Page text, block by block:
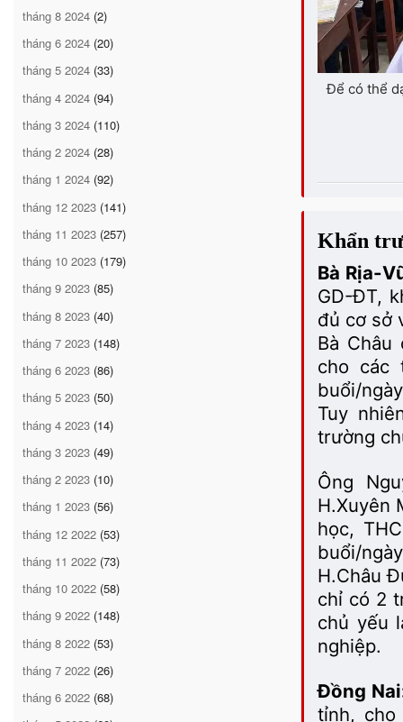
tháng 8 2024 (2)
tháng 6 2024 (20)
tháng 5 2024 (33)
tháng 4 2024 (94)
tháng 3 2024 (110)
tháng 2 2024 (28)
tháng 1 2024 (92)
tháng 12 2023 (141)
tháng 11 2023 (257)
tháng 10 2023 (179)
tháng 9 2023 (85)
tháng 8 2023 (40)
tháng 7 2023 (148)
tháng 6 2023 (86)
tháng 5 2023 (50)
tháng 4 2023 (14)
tháng 3 2023 (49)
tháng 2 2023 (10)
tháng 1 2023 (56)
tháng 12 2022 (53)
tháng 11 2022 (73)
tháng 10 2022 (58)
tháng 9 2022 (148)
tháng 8 2022 (53)
tháng 7 2022 (26)
tháng 6 2022 (68)
Để có thể
Khẩn
Bà Rịa-
GD-ĐT,
đủ cơ sở
Bà
cho các
buổi/
Tuy
trường
Ông
H.Xuyên
học,
buổi/
H.Châu
chỉ có 2
chủ yếu
nghiệp.
Đồng
tỉnh,